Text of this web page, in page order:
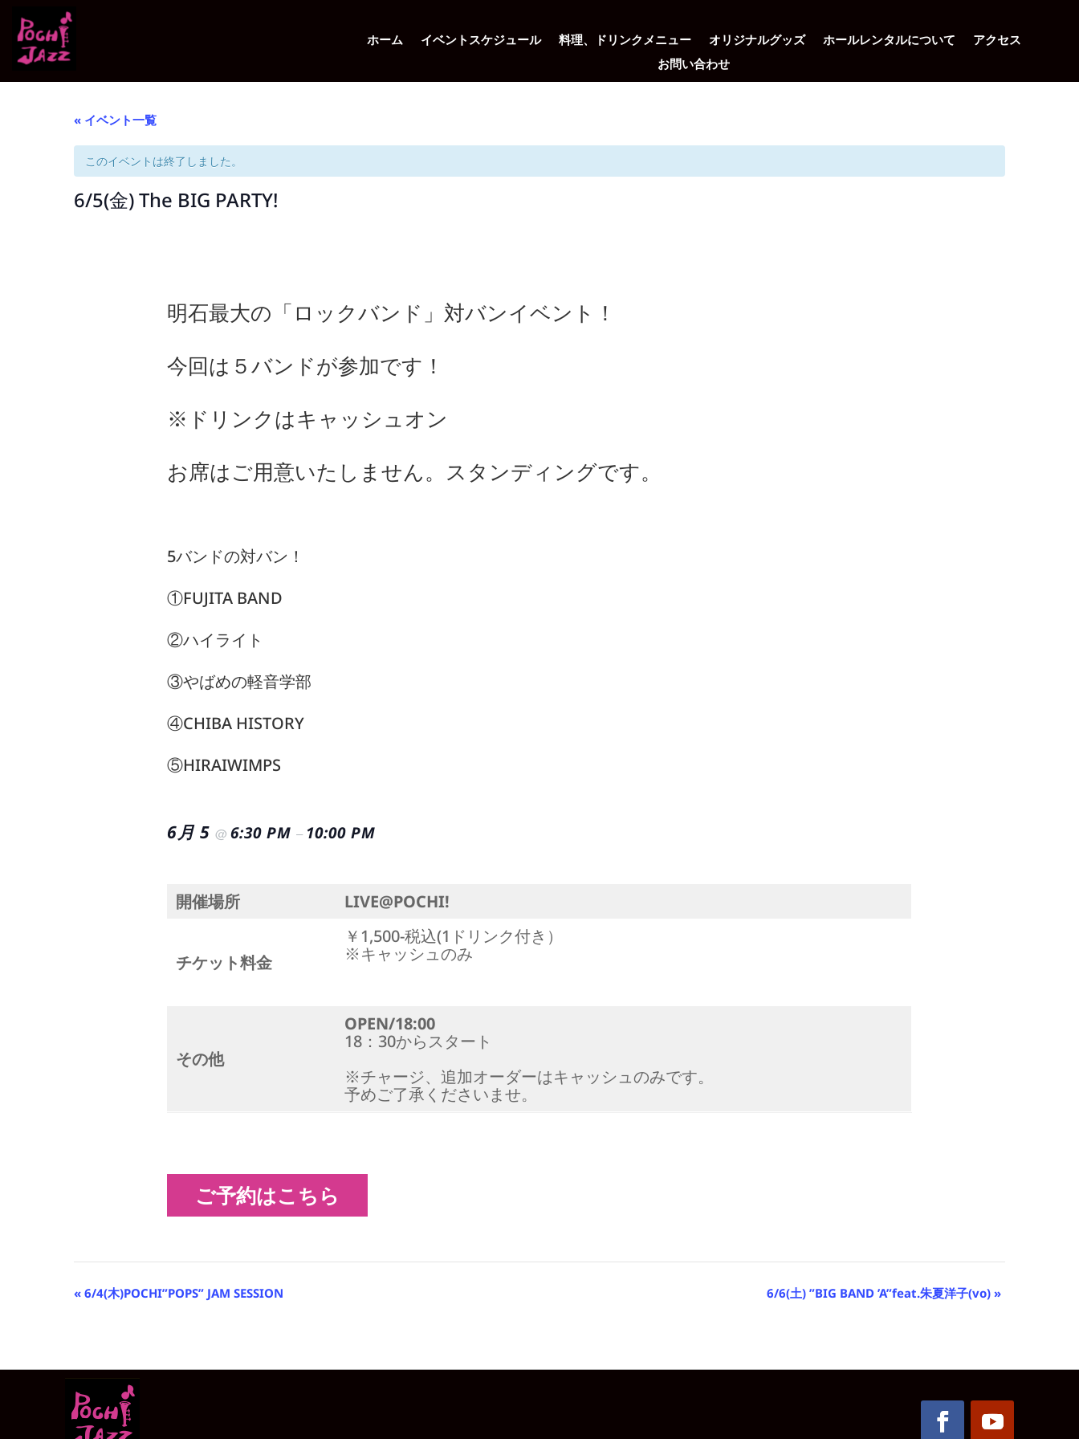
ホーム イベントスケジュール 料理、ドリンクメニュー オリジナルグッズ ホールレンタルについて
アクセス
お問い合わせ
« イベント一覧
このイベントは終了しました。
6/5(金) The BIG PARTY!
明石最大の「ロックバンド」対バンイベント！
今回は５バンドが参加です！
※ドリンクはキャッシュオン
お席はご用意いたしません。スタンディングです。
5バンドの対バン！
①FUJITA BAND
②ハイライト
③やばめの軽音学部
④CHIBA HISTORY
⑤HIRAIWIMPS
6月 5 @ 6:30 PM – 10:00 PM
開催場所 LIVE@POCHI!
チケット料金
￥1,500-税込(1ドリンク付き）
※キャッシュのみ
その他
OPEN/18:00
18：30からスタート
※チャージ、追加オーダーはキャッシュのみです。
予めご了承くださいませ。
ご予約はこちら
イ
ナ
ゲ
ー
シ
« 6/4(木)POCHI”POPS” JAM SESSION 6/6(土) ”BIG BAND ’A”feat.朱夏洋子(vo) »